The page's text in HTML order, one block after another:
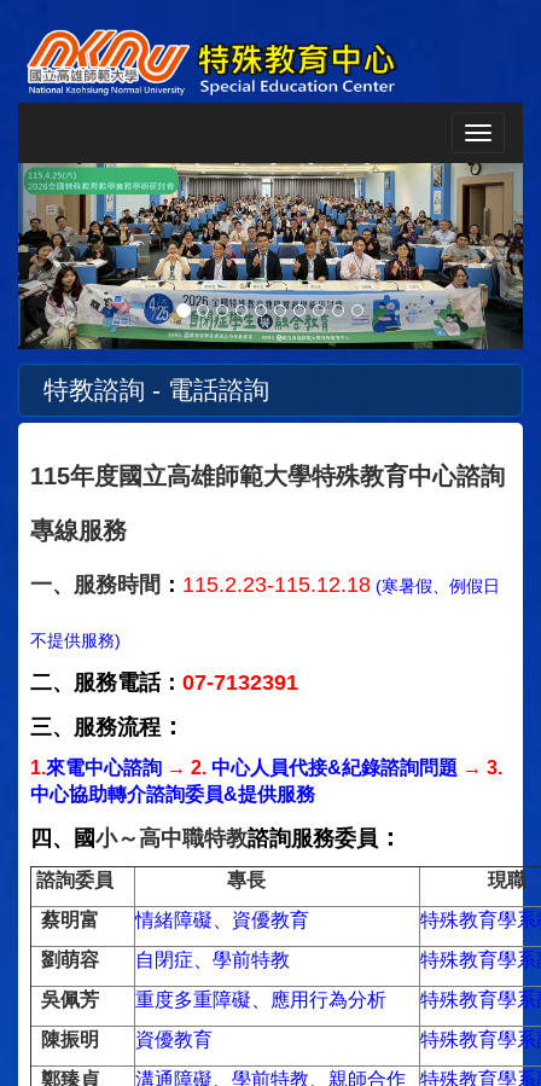
Toggle
Previous Next
特教諮詢 - 電話諮詢
115年度國立高雄師範大學特殊教育中心諮詢
專線服務
一、服務時間 ： 115.2.23-115.12.18 (寒暑假、例假日
不提供服務)
二、服務電話： 07-7132391
三、服務流程 ：
1.來電中心諮詢 → 2. 中心人員代接&紀錄諮詢問題 → 3.
中心協助轉介諮詢委員&提供服務
四、國小～高中職特教諮詢服務委員 ：
諮詢委員 專長
現職
蔡明富
情緒障礙、資優教育
特殊教育學系
劉萌容
自閉症、學前特教
特殊教育學系
吳佩芳
重度多重障礙、應用行為分析
特殊教育學系
陳振明
資優教育
特殊教育學系
鄭臻貞
溝通障礙、學前特教、親師合作
特殊教育學系